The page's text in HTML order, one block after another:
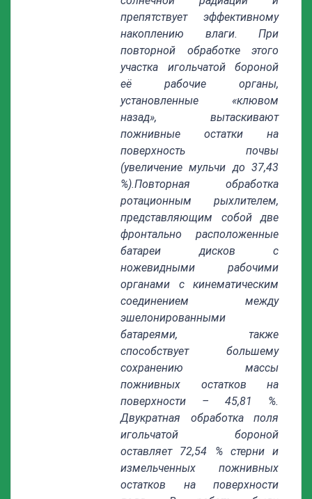
препятствует эффективному
накоплению влаги. При
повторной обработке этого
участка игольчатой бороной
её рабочие органы,
установленные «клювом
назад», вытаскивают
пожнивные остатки на
поверхность почвы
(увеличение мульчи до 37,43
%).Повторная обработка
ротационным рыхлителем,
представляющим собой две
фронтально расположенные
батареи дисков с
ножевидными рабочими
органами с кинематическим
соединением между
эшелонированными
батареями, также
способствует большему
сохранению массы
пожнивных остатков на
поверхности – 45,81 %.
Двукратная обработка поля
игольчатой бороной
оставляет 72,54 % стерни и
измельченных пожнивных
остатков на поверхности